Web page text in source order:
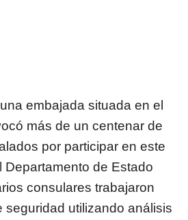
embajada situada en el
más de un centenar de
por participar en este
Departamento de Estado
consulares trabajaron
seguridad utilizando análisis